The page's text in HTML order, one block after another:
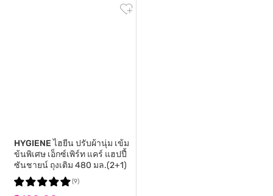
HYGIENEไฮยีน ปรับผ้านุ่ม เข้ม
ข้นพิเศษ เอ็กซ์เพิร์ท แคร์ แฮปปี้
ซันชายน์ ถุงเติม 480 มล.(2+1)
(9)